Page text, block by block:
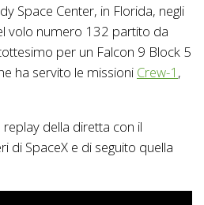
Space Center, in Florida, negli
volo numero 132 partito da
per un Falcon 9 Block 5
ha servito le missioni Crew-1 ,
della diretta con il
di SpaceX e di seguito quella